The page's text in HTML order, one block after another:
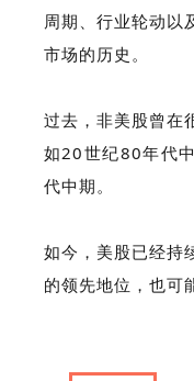
周期、行业轮动以
市场的历史。
过去，非美股曾在
如20世纪80年代
代中期。
如今，美股已经持
的领先地位，也可